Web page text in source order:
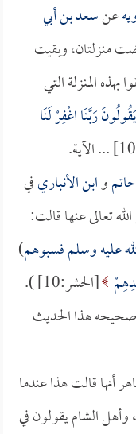
عنسعد بن أبي
منزلتان، وبقيت
المنزلة التي
رَبَّنَا اغْفِرْ لَنَا
وابن الأنباريفي
تعالى عنها قالت:
عليه وسلم فسبوهم)
[الحشر:10] ).
صحيحه هذا الحديث
أنها قالت هذا عندما
وأهل الشام يقولون في